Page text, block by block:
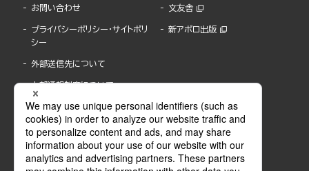
お問い合わせ
プライバシーポリシー・サイトポリ
シー
外部送信先について
内部通報制度について
文友舎
新アポロ出版